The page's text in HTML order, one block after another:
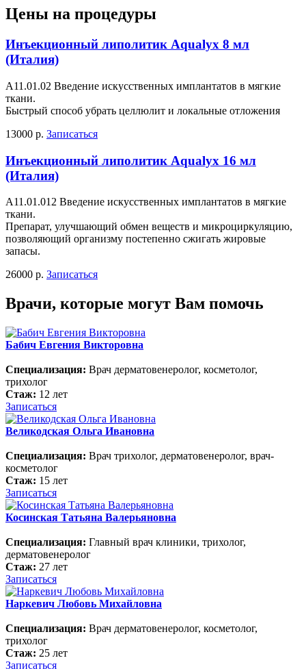
Цены на процедуры
Инъекционный липолитик Aqualyx 8 мл
(Италия)
А11.01.02 Введение искусственных имплантатов в мягкие
ткани.
Быстрый способ убрать целлюлит и локальные отложения
13000 р. Записаться
Инъекционный липолитик Aqualyx 16 мл
(Италия)
А11.01.012 Введение искусственных имплантатов в мягкие
ткани.
Препарат, улучшающий обмен веществ и микроциркуляцию,
позволяющий организму постепенно сжигать жировые
запасы.
26000 р. Записаться
Врачи, которые могут Вам помочь
Бабич Евгения Викторовна
Специализация: Врач дерматовенеролог, косметолог,
трихолог
Стаж: 12 лет
Записаться
Великодская Ольга Ивановна
Специализация: Врач трихолог, дерматовенеролог, врач-
косметолог
Стаж: 15 лет
Записаться
Косинская Татьяна Валерьяновна
Специализация: Главный врач клиники, трихолог,
дерматовенеролог
Стаж: 27 лет
Записаться
Наркевич Любовь Михайловна
Специализация: Врач дерматовенеролог, косметолог,
трихолог
Стаж: 25 лет
Записаться